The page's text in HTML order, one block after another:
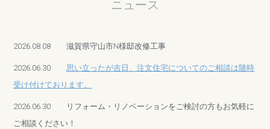
ニュース
2026.08.08 滋賀県守山市N様邸改修工事
2026.06.30
思い立ったが吉日、注文住宅についてのご相談は随時
受け付けております。
2026.06.30 リフォーム・リノベーションをご検討の方もお気軽に
ご相談ください！